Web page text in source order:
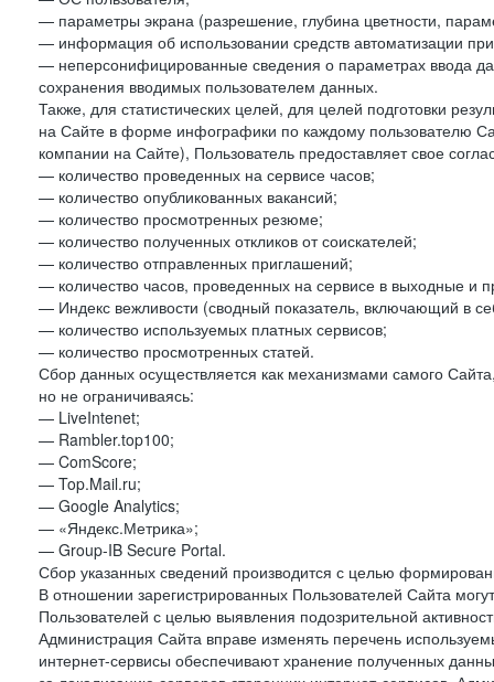
— параметры экрана (разрешение, глубина цветности,
— информация об использовании средств автоматизации
— неперсонифицированные сведения о параметрах ввода
сохранения вводимых пользователем данных.
Также, для статистических целей, для целей подготовки
на Сайте в форме инфографики по каждому пользователю
компании на Сайте), Пользователь предоставляет свое
— количество проведенных на сервисе часов;
— количество опубликованных вакансий;
— количество просмотренных резюме;
— количество полученных откликов от соискателей;
— количество отправленных приглашений;
— количество часов, проведенных на сервисе в выходные и
— Индекс вежливости (сводный показатель, включающий в
— количество используемых платных сервисов;
— количество просмотренных статей.
Сбор данных осуществляется как механизмами самого
но не ограничиваясь:
— LiveIntenet;
— Rambler.top100;
— ComScore;
— Top.Mail.ru;
— Google Analytics;
— «Яндекс.Метрика»;
— Group-IB Secure Portal.
Сбор указанных сведений производится с целью
В отношении зарегистрированных Пользователей Сайта
Пользователей с целью выявления подозрительной
Администрация Сайта вправе изменять перечень
интернет-сервисы обеспечивают хранение полученных